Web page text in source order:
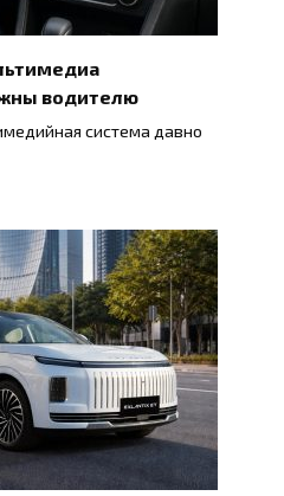
водителю
система давно